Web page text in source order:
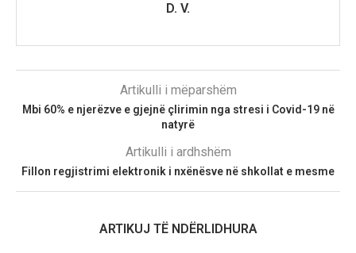
D. V.
Artikulli i mëparshëm
Mbi 60% e njerëzve e gjejnë çlirimin nga stresi i Covid-19 në
natyrë
Artikulli i ardhshëm
Fillon regjistrimi elektronik i nxënësve në shkollat e mesme
ARTIKUJ TË NDËRLIDHURA